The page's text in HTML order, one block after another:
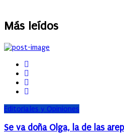
Más leídos
Editoriales y Opiniones
Se va doña Olga, la de las